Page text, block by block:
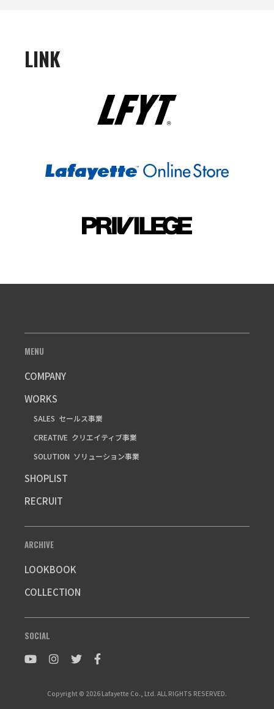
LINK
MENU
COMPANY
WORKS
SALES セールス事業
CREATIVE クリエイティブ事業
SOLUTION ソリューション事業
SHOPLIST
RECRUIT
ARCHIVE
LOOKBOOK
COLLECTION
SOCIAL
Copyright © 2026 Lafayette Co., Ltd. ALL RIGHTS RESERVED.